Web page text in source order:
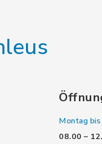
Montag
08.00 –